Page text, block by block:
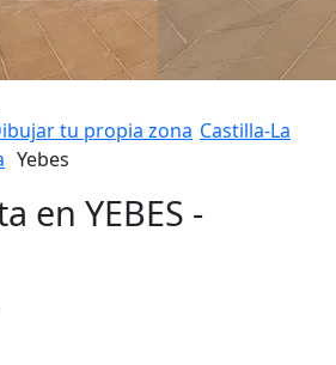
tu propia zona Castilla-La
Yebes
en YEBES -